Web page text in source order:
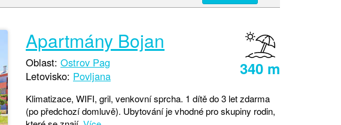
340 m
Apartmány Bojan
Oblast: Ostrov Pag
Letovisko: Povljana
Klimatizace, WIFI, gril, venkovní sprcha. 1 dítě do 3 let zdarma
(po předchozí domluvě). Ubytování je vhodné pro skupiny rodin,